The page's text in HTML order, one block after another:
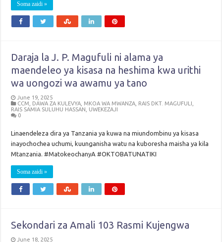
Soma zaidi »
Daraja la J. P. Magufuli ni alama ya
maendeleo ya kisasa na heshima kwa urithi
wa uongozi wa awamu ya tano
June 19, 2025
CCM
DAWA ZA KULEVYA MKOA WA MWANZA RAIS DKT. MAGUFULI
RAIS SAMIA SULUHU HASSAN
UWEKEZAJI
0
Linaendeleza dira ya Tanzania ya kuwa na miundombinu ya kisasa
inayochochea uchumi, kuunganisha watu na kuboresha maisha ya kila
Mtanzania. #MatokeochanyA #OKTOBATUNATIKI
Soma zaidi »
Sekondari za Amali 103 Rasmi Kujengwa
June 18, 2025